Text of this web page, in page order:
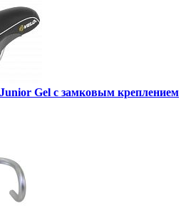
Junior Gel с замковым креплением